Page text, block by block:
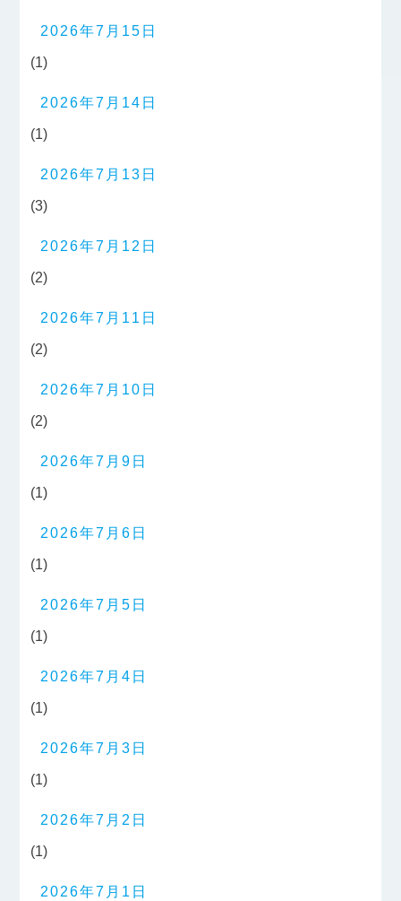
2026年7月15日
(1)
2026年7月14日
(1)
2026年7月13日
(3)
2026年7月12日
(2)
2026年7月11日
(2)
2026年7月10日
(2)
2026年7月9日
(1)
2026年7月6日
(1)
2026年7月5日
(1)
2026年7月4日
(1)
2026年7月3日
(1)
2026年7月2日
(1)
2026年7月1日